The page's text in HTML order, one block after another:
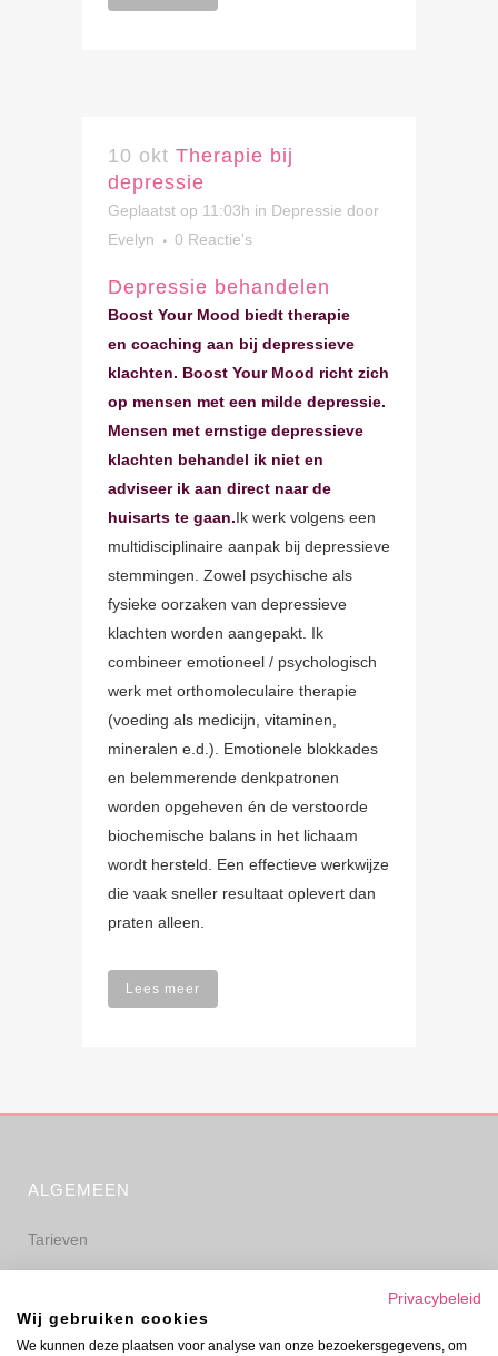
10 okt Therapie bij
depressie
Geplaatst op 11:03h in Depressie door
Evelyn
0 Reactie's
Depressie behandelen
Boost Your Mood biedt therapie
en coaching aan bij depressieve
klachten. Boost Your Mood richt zich
op mensen met een milde depressie.
Mensen met ernstige depressieve
klachten behandel ik niet en
adviseer ik aan direct naar de
huisarts te gaan.Ik werk volgens een
multidisciplinaire aanpak bij depressieve
stemmingen. Zowel psychische als
fysieke oorzaken van depressieve
klachten worden aangepakt. Ik
combineer emotioneel / psychologisch
werk met orthomoleculaire therapie
(voeding als medicijn, vitaminen,
mineralen e.d.). Emotionele blokkades
en belemmerende denkpatronen
worden opgeheven én de verstoorde
biochemische balans in het lichaam
wordt hersteld. Een effectieve werkwijze
die vaak sneller resultaat oplevert dan
praten alleen.
Lees meer
ALGEMEEN
Tarieven
Privacyverklaring
Privacybeleid
Wij gebruiken cookies
We kunnen deze plaatsen voor analyse van onze bezoekersgegevens, om